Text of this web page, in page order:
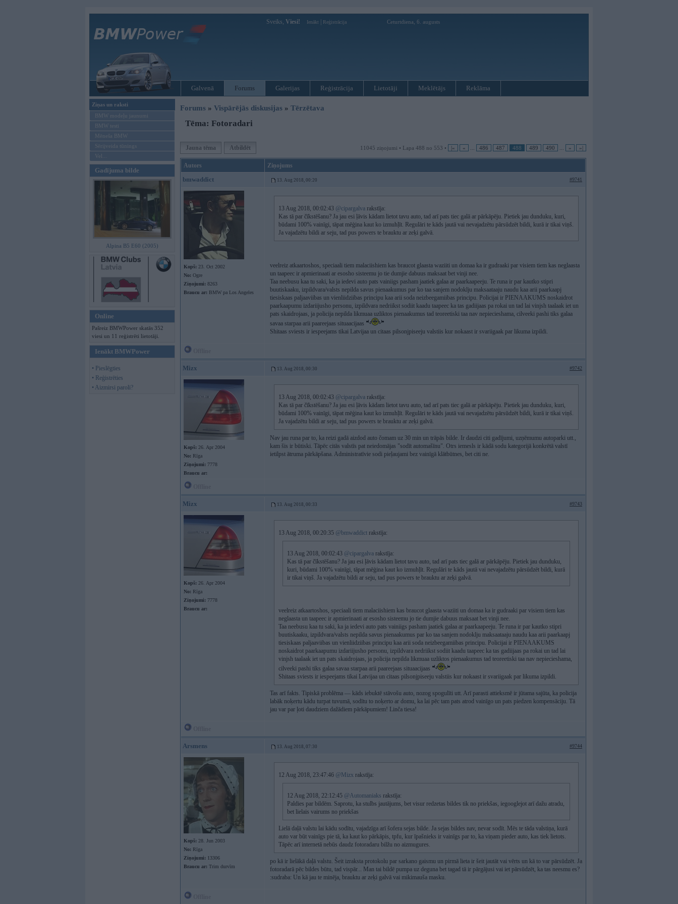
Sveiks, Viesi! Ienākt Reģistrācija Ceturtdiena, 6. augusts
Galvenā Forums Galerijas Reģistrācija Lietotāji Meklētājs Reklāma
Ziņas un raksti
BMW modeļu jaunumi
BMW testi
Mēneša BMW
Sērijveida tūnings
Vel...
Gadījuma bilde
Alpina B5 E60 (2005)
Online
Pašreiz BMWPower skatās 352
viesi un 11 reģistrēti lietotāji.
Ienākt BMWPower
• Pieslēgties
• Reģistrēties
• Aizmirsi paroli?
Forums » Vispārējās diskusijas » Tērzētava
Tēma: Fotoradari
Jauna tēma Atbildēt 11045 ziņojumi • Lapa 488 no 553 • |« « 486 487 488 489 490 » »|
Autors Ziņojums
bmwaddict 13. Aug 2018, 00:20 #9741
Kopš: 23. Oct 2002
No: Ogre
Ziņojumi: 8263
Braucu ar: BMW pa Los Angeles
13 Aug 2018, 00:02:43 @cipargalva rakstīja:
Kas tā par čīkstēšanu? Ja jau esi ļāvis kādam lietot tavu auto, tad arī pats tiec galā ar pārkāpēju. Pietiek jau dunduku, kuri,
būdami 100% vainīgi, tāpat mēģina kaut ko izmuhļīt. Regulāri te kāds jautā vai nevajadzētu pārsūdzēt bildi, kurā ir tikai viņš.
Ja vajadzētu bildi ar seju, tad pus powers te brauktu ar zeķi galvā.
veelreiz atkaartoshos, speciaali tiem malaciishiem kas braucot glaasta waziiti un domaa ka ir gudraaki par visiem tiem kas neglaasta
un taapeec ir apmierinaati ar esosho sisteemu jo tie dumjie dabuus maksaat bet vinji nee.
Taa neebusu kaa tu saki, ka ja iedevi auto pats vainiigs pasham jaatiek galaa ar paarkaapeeju. Te runa ir par kautko stipri
buutiskaaku, izpildvara/valsts nepilda savus pienaakumus par ko taa sanjem nodoklju maksaataaju naudu kaa arii paarkaapj
tiesiskaas paljaaviibas un vienliidziibas principu kaa arii soda neizbeegamiibas principu. Policijai ir PIENAAKUMS noskaidrot
paarkaapumu izdariijusho personu, izpildvara nedriikst sodiit kaadu taapeec ka tas gadiijaas pa rokai un tad lai vinjsh taalaak iet un
pats skaidrojaas, ja policija nepilda likmuaa uzliktos pienaakumus tad teoreetiski taa nav nepiecieshama, cilveeki pashi tiks galaa
savaa starpaa arii paareejaas situaacijaas
Shitaas sviests ir iespeejams tikai Latvijaa un citaas pilsonjpiseeju valstiis kur nokaast ir svariigaak par likuma izpildi.
Mizx 13. Aug 2018, 00:30 #9742
Kopš: 26. Apr 2004
No: Rīga
Ziņojumi: 7778
Braucu ar:
13 Aug 2018, 00:02:43 @cipargalva rakstīja:
Kas tā par čīkstēšanu? Ja jau esi ļāvis kādam lietot tavu auto, tad arī pats tiec galā ar pārkāpēju. Pietiek jau dunduku, kuri,
būdami 100% vainīgi, tāpat mēģina kaut ko izmuhļīt. Regulāri te kāds jautā vai nevajadzētu pārsūdzēt bildi, kurā ir tikai viņš.
Ja vajadzētu bildi ar seju, tad pus powers te brauktu ar zeķi galvā.
Nav jau runa par to, ka reizi gadā aizdod auto čomam uz 30 min un trāpās bilde. Ir daudzi citi gadījumi, uzņēmumu autoparki utt.,
kam šis ir būtiski. Tāpēc citās valstīs pat neiedomājas "sodīt automašīnu". Otrs iemesls ir kādā sodu kategorijā konkrētā valstī
ietilpst ātruma pārkāpšana. Administratīvie sodi pieļaujami bez vainīgā klātbūtnes, bet citi ne.
Mizx 13. Aug 2018, 00:33 #9743
Kopš: 26. Apr 2004
No: Rīga
Ziņojumi: 7778
Braucu ar:
13 Aug 2018, 00:20:35 @bmwaddict rakstīja:
13 Aug 2018, 00:02:43 @cipargalva rakstīja:
Kas tā par čīkstēšanu? Ja jau esi ļāvis kādam lietot tavu auto, tad arī pats tiec galā ar pārkāpēju. Pietiek jau dunduku,
kuri, būdami 100% vainīgi, tāpat mēģina kaut ko izmuhļīt. Regulāri te kāds jautā vai nevajadzētu pārsūdzēt bildi, kurā
ir tikai viņš. Ja vajadzētu bildi ar seju, tad pus powers te brauktu ar zeķi galvā.
veelreiz atkaartoshos, speciaali tiem malaciishiem kas braucot glaasta waziiti un domaa ka ir gudraaki par visiem tiem kas
neglaasta un taapeec ir apmierinaati ar esosho sisteemu jo tie dumjie dabuus maksaat bet vinji nee.
Taa neebusu kaa tu saki, ka ja iedevi auto pats vainiigs pasham jaatiek galaa ar paarkaapeeju. Te runa ir par kautko stipri
buutiskaaku, izpildvara/valsts nepilda savus pienaakumus par ko taa sanjem nodoklju maksaataaju naudu kaa arii paarkaapj
tiesiskaas paljaaviibas un vienliidziibas principu kaa arii soda neizbeegamiibas principu. Policijai ir PIENAAKUMS
noskaidrot paarkaapumu izdariijusho personu, izpildvara nedriikst sodiit kaadu taapeec ka tas gadiijaas pa rokai un tad lai
vinjsh taalaak iet un pats skaidrojaas, ja policija nepilda likmuaa uzliktos pienaakumus tad teoreetiski taa nav nepiecieshama,
cilveeki pashi tiks galaa savaa starpaa arii paareejaas situaacijaas
Shitaas sviests ir iespeejams tikai Latvijaa un citaas pilsonjpiseeju valstiis kur nokaast ir svariigaak par likuma izpildi.
Tas arī fakts. Tipiskā problēma — kāds iebuktē stāvošu auto, nozog spogulīti utt. Arī parasti attieksmē ir jūtama sajūta, ka policija
labāk noķertu kādu turpat tuvumā, sodītu to noķerto ar domu, ka lai pēc tam pats atrod vainīgo un pats piedzen kompensāciju. Tā
jau var par ļoti daudziem dažādiem pārkāpumiem! Linča tiesa!
Arsmens 13. Aug 2018, 07:30 #9744
Kopš: 28. Jun 2003
No: Rīga
Ziņojumi: 13306
Braucu ar: Trim durvīm
12 Aug 2018, 23:47:46 @Mizx rakstīja:
12 Aug 2018, 22:12:45 @Automaniaks rakstīja:
Paldies par bildēm. Saprotu, ka stulbs jautājums, bet visur redzetas bildes tik no priekšas, iegooglejot arī dažu atradu,
bet lielais vairums no priekšas
Lielā daļā valstu lai kādu sodītu, vajadzīga arī šofera sejas bilde. Ja sejas bildes nav, nevar sodīt. Mēs te tāda valstiņa, kurā
auto var būt vainīgs pie tā, ka kaut ko pārkāpis, tpfu, kur īpašnieks ir vainīgs par to, ka viņam pieder auto, kas tiek lietots.
Tāpēc arī internetā nebūs daudz fotoradaru bilžu no aizmugures.
po kā ir lielākā daļā valstu. Šeit izraksta protokolu par sarkano gaismu un pirmā lieta ir šeit jautāt vai vērts un kā to var pārsūdzēt. Ja
fotoradarā pēc bildes būtu, tad vispār... Man tai bildē pumpa uz deguna bet tagad tā ir pārgājusi vai iet pārsūdzēt, ka tas neesmu es?
:sudraba: Un kā jau te minēja, brauktu ar zeķi galvā vai mikimauša masku.